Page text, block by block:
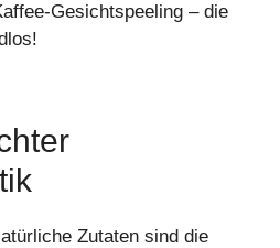
Gesichtspeeling – die
Zutaten sind die